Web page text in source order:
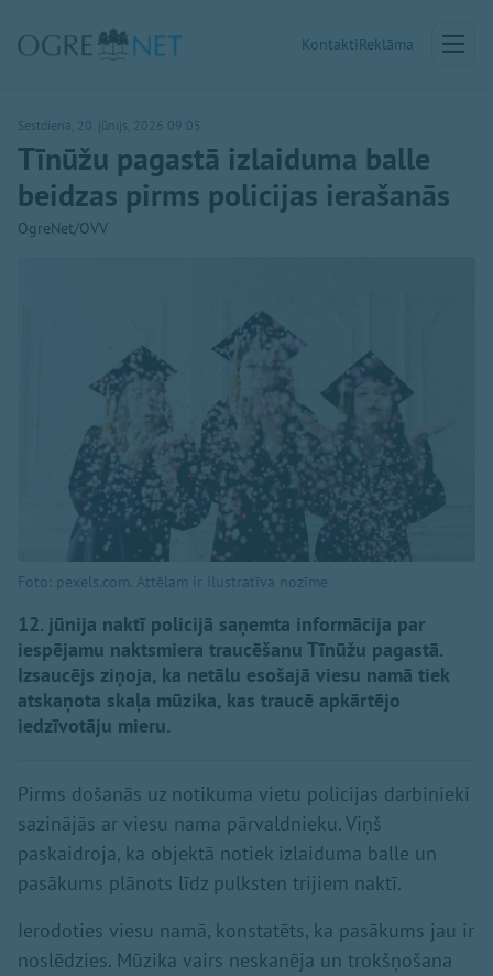
KontaktiReklāma
Sestdiena, 20. jūnijs, 2026 09:05
Tīnūžu pagastā izlaiduma balle
beidzas pirms policijas ierašanās
OgreNet/OVV
Foto: pexels.com. Attēlam ir ilustratīva nozīme
12. jūnija naktī policijā saņemta informācija par
iespējamu naktsmiera traucēšanu Tīnūžu pagastā.
Izsaucējs ziņoja, ka netālu esošajā viesu namā tiek
atskaņota skaļa mūzika, kas traucē apkārtējo
iedzīvotāju mieru.
Pirms došanās uz notikuma vietu policijas darbinieki
sazinājās ar viesu nama pārvaldnieku. Viņš
paskaidroja, ka objektā notiek izlaiduma balle un
pasākums plānots līdz pulksten trijiem naktī.
Ierodoties viesu namā, konstatēts, ka pasākums jau ir
noslēdzies. Mūzika vairs neskanēja un trokšņošana